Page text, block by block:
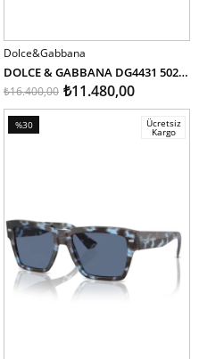
SEPETE EKLE
Dolce&Gabbana
DOLCE & GABBANA DG4431 502/73 55
₺11.480,00
₺16.400,00
%30
Ücretsiz
Kargo